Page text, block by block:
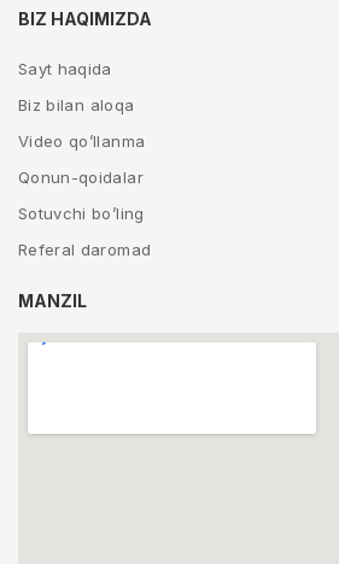
BIZ HAQIMIZDA
Sayt haqida
Biz bilan aloqa
Video qo’llanma
Qonun-qoidalar
Sotuvchi bo’ling
Referal daromad
MANZIL